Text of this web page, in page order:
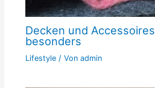
Decken und
besonders
Lifestyle/ Von admin